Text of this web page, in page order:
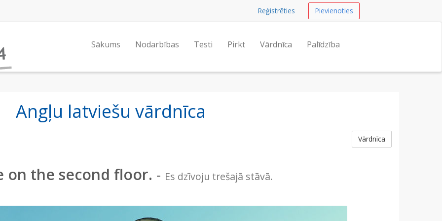
Reģistrēties Pievienoties
Sākums Nodarbības Testi Pirkt Vārdnīca Palīdzība
Angļu latviešu vārdnīca
Vārdnīca
on the second floor. - Es dzīvoju trešajā stāvā.